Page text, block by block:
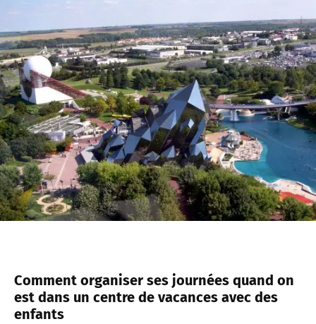
Comment organiser ses journées quand on
est dans un centre de vacances avec des
enfants